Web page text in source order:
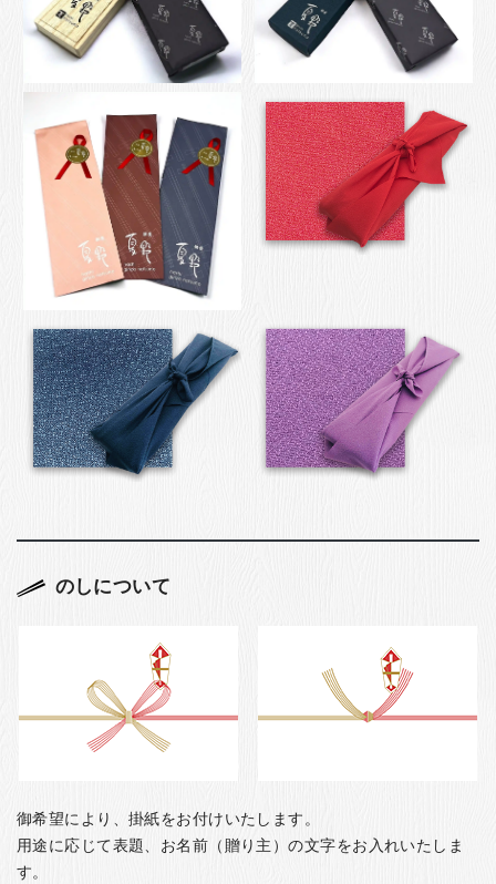
のしについて
御希望により、掛紙をお付けいたします。
用途に応じて表題、お名前（贈り主）の文字をお入れいたしま
す。